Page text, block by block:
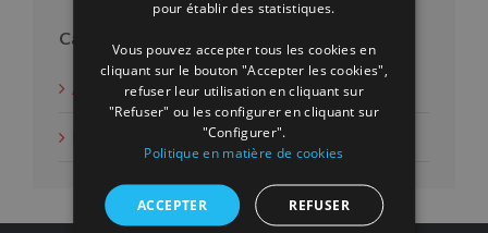
Catégories
Actions d'intérêt social
pour établir des statistiques.
Vous pouvez accepter tous les cookies en
cliquant sur le bouton "Accepter les cookies",
refuser leur utilisation en cliquant sur
"Refuser" ou les configurer en cliquant sur
"Configurer".
Politique en matière de cookies
ACCEPTER REFUSER